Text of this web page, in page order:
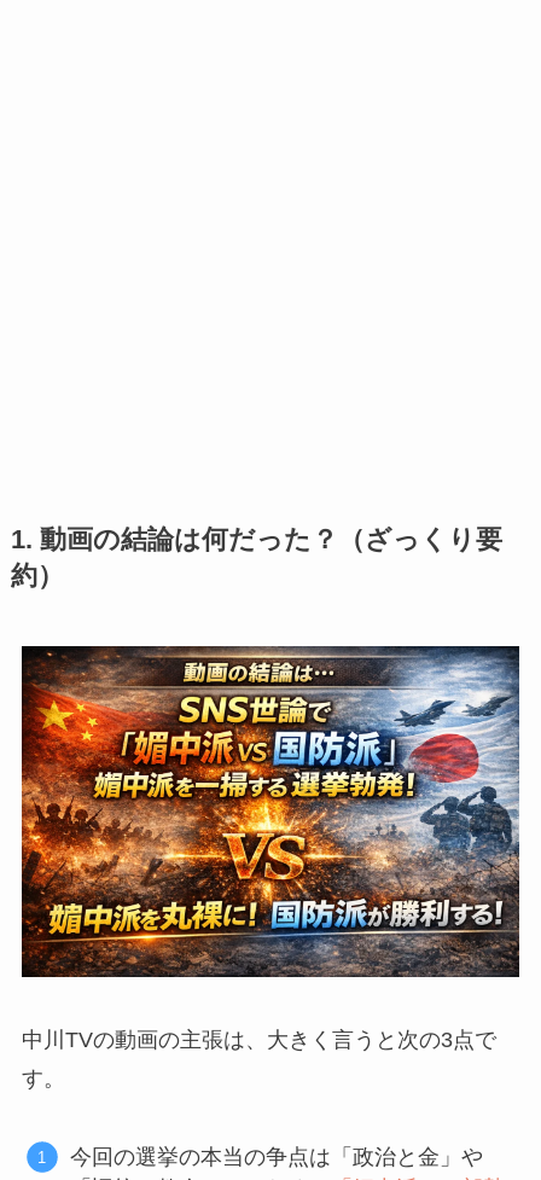
1. 動画の結論は何だった？（ざっくり要
約）
中川TVの動画の主張は、大きく言うと次の3点で
す。
今回の選挙の本当の争点は「政治と金」や